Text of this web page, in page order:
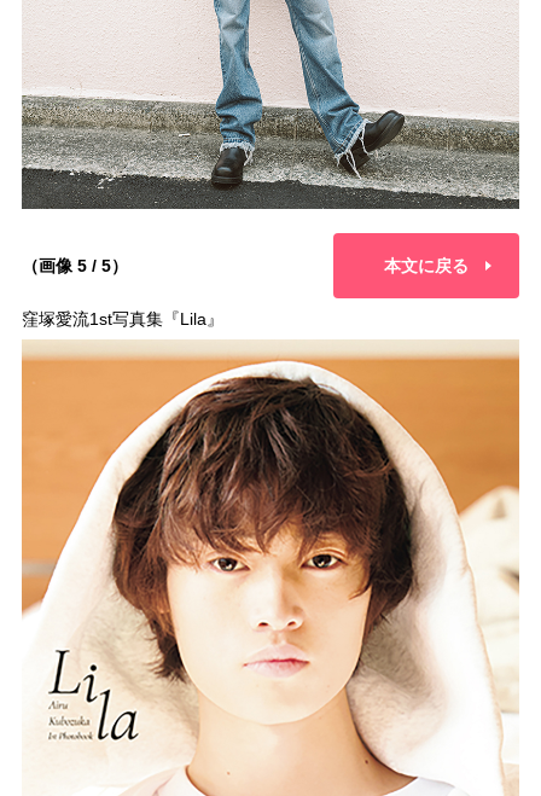
（画像 5 / 5） 本文に戻る
窪塚愛流1st写真集『Lila』